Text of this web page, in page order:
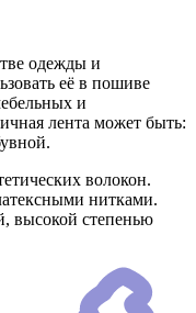
одежды и
её в пошиве
и
лента может быть:
волокон.
нитками.
высокой степенью